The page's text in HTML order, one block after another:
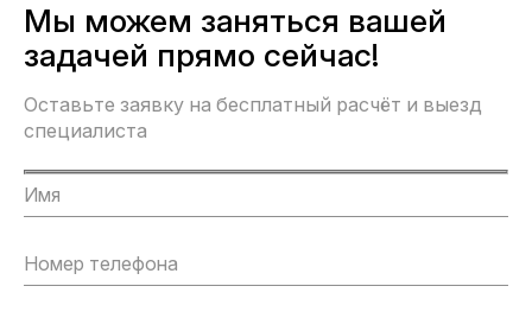
Мы можем заняться вашей
задачей прямо сейчас!
Оставьте заявку на бесплатный расчёт и выезд
специалиста